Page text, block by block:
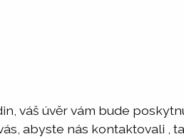
váš úvěr vám bude
abyste nás kontaktovali ,